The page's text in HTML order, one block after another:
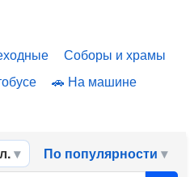
Соборы и храмы
На машине
По популярности